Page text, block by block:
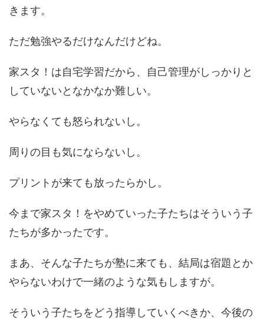
きます。
ただ勉強やるだけなんだけどね。
家スタ！は自宅学習だから、自己管理がしっかりと
していないとなかなか難しい。
やらなくても怒られないし。
周りの目も気にならないし。
プリントが来ても放ったらかし。
今まで家スタ！をやめていった子たちはそういう子
たちが多かったです。
まあ、そんな子たちが塾に来ても、結局は宿題とか
やらないわけで一緒のような気もしますが。
そういう子たちをどう指導していくべきか、今後の